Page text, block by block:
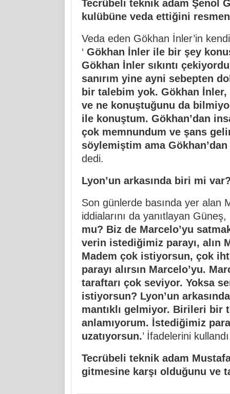
Tecrübeli teknik adam Şenol
kulübüne veda ettiğini resmen
Veda eden Gökhan İnler’in
‘ Gökhan İnler ile bir şey
Gökhan İnler sıkıntı
sanırım yine ayni sebepten
bir talebim yok. Gökhan
ve ne konuştuğunu da
ile konuştum. Gökhan’dan
çok memnundum ve şans
söylemiştim ama
dedi.
Lyon’un arkasında biri mi
Son günlerde basında yer alan
iddialarını da yanıtlayan Güneş,
mu? Biz de Marcelo’yu
verin istediğimiz parayı, alın
Madem çok istiyorsun, çok
parayı alırsın Marcelo’yu.
taraftarı çok seviyor. Yoksa
istiyorsun? Lyon’un
mantıklı gelmiyor. Birileri bir
anlamıyorum. İstediğimiz
uzatıyorsun.’ İfadelerini
Tecrübeli teknik adam
gitmesine karşı olduğunu ve